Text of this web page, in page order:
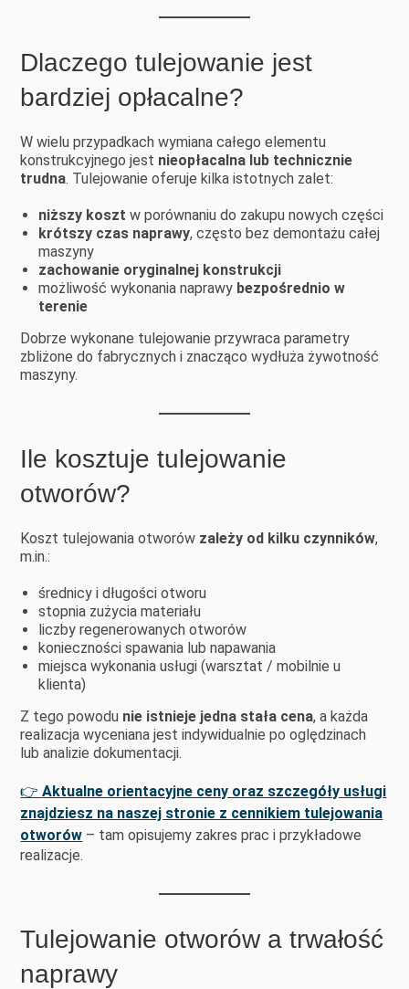
Dlaczego tulejowanie jest
bardziej opłacalne?
W wielu przypadkach wymiana całego elementu
konstrukcyjnego jest nieopłacalna lub technicznie
trudna. Tulejowanie oferuje kilka istotnych zalet:
niższy koszt w porównaniu do zakupu nowych części
krótszy czas naprawy, często bez demontażu całej
maszyny
zachowanie oryginalnej konstrukcji
możliwość wykonania naprawy bezpośrednio w
terenie
Dobrze wykonane tulejowanie przywraca parametry
zbliżone do fabrycznych i znacząco wydłuża żywotność
maszyny.
Ile kosztuje tulejowanie
otworów?
Koszt tulejowania otworów zależy od kilku czynników,
m.in.:
średnicy i długości otworu
stopnia zużycia materiału
liczby regenerowanych otworów
konieczności spawania lub napawania
miejsca wykonania usługi (warsztat / mobilnie u
klienta)
Z tego powodu nie istnieje jedna stała cena, a każda
realizacja wyceniana jest indywidualnie po oględzinach
lub analizie dokumentacji.
👉Aktualne orientacyjne ceny oraz szczegóły usługi
znajdziesz na naszej stronie z cennikiem tulejowania
otworów – tam opisujemy zakres prac i przykładowe
realizacje.
Tulejowanie otworów a trwałość
naprawy